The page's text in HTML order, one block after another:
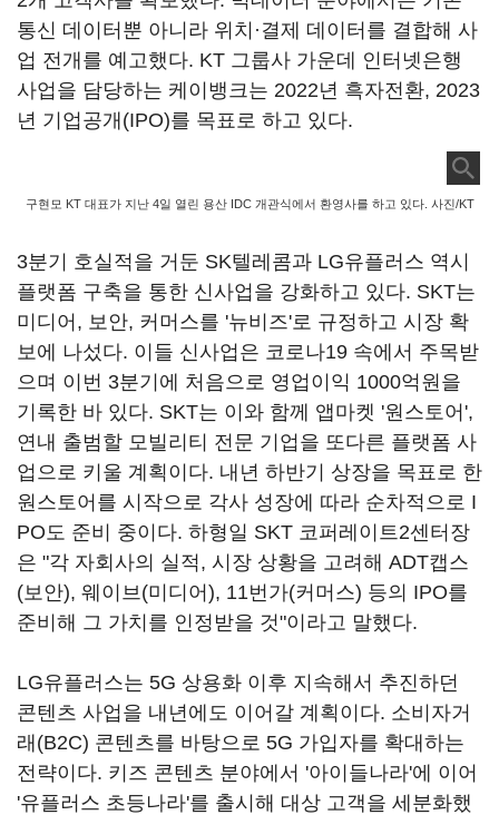
통신 데이터뿐 아니라 위치·결제 데이터를 결합해 사
업 전개를 예고했다. KT 그룹사 가운데 인터넷은행
사업을 담당하는 케이뱅크는 2022년 흑자전환, 2023
년 기업공개(IPO)를 목표로 하고 있다.
구현모 KT 대표가 지난 4일 열린 용산 IDC 개관식에서 환영사를 하고 있다. 사진/KT
3분기 호실적을 거둔 SK텔레콤과 LG유플러스 역시
플랫폼 구축을 통한 신사업을 강화하고 있다. SKT는
미디어, 보안, 커머스를 '뉴비즈'로 규정하고 시장 확
보에 나섰다. 이들 신사업은 코로나19 속에서 주목받
으며 이번 3분기에 처음으로 영업이익 1000억원을
기록한 바 있다. SKT는 이와 함께 앱마켓 '원스토어',
연내 출범할 모빌리티 전문 기업을 또다른 플랫폼 사
업으로 키울 계획이다. 내년 하반기 상장을 목표로 한
원스토어를 시작으로 각사 성장에 따라 순차적으로 I
PO도 준비 중이다. 하형일 SKT 코퍼레이트2센터장
은 "각 자회사의 실적, 시장 상황을 고려해 ADT캡스
(보안), 웨이브(미디어), 11번가(커머스) 등의 IPO를
준비해 그 가치를 인정받을 것"이라고 말했다.
LG유플러스는 5G 상용화 이후 지속해서 추진하던
콘텐츠 사업을 내년에도 이어갈 계획이다. 소비자거
래(B2C) 콘텐츠를 바탕으로 5G 가입자를 확대하는
전략이다. 키즈 콘텐츠 분야에서 '아이들나라'에 이어
'유플러스 초등나라'를 출시해 대상 고객을 세분화했